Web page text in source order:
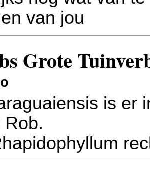
van jou
Grote
is er
Rob.